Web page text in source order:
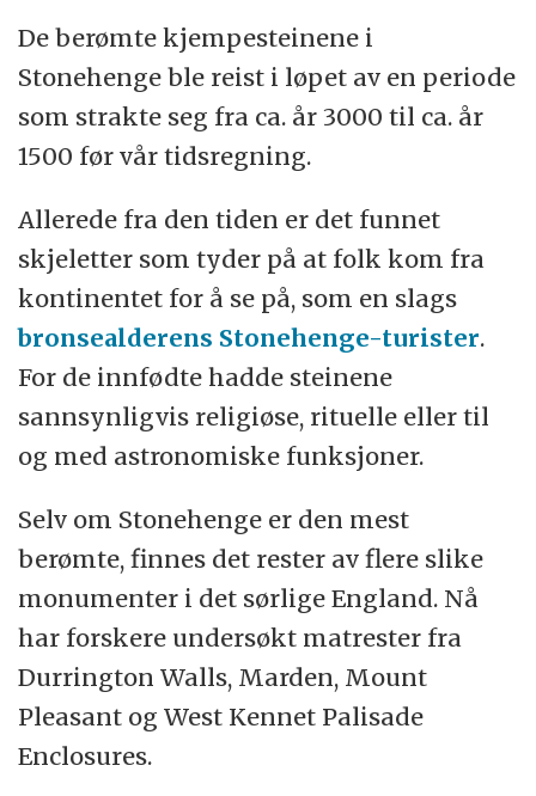
De berømte kjempesteinene i
Stonehenge ble reist i løpet av en periode
som strakte seg fra ca. år 3000 til ca. år
1500 før vår tidsregning.
Allerede fra den tiden er det funnet
skjeletter som tyder på at folk kom fra
kontinentet for å se på, som en slags
bronsealderens Stonehenge-turister.
For de innfødte hadde steinene
sannsynligvis religiøse, rituelle eller til
og med astronomiske funksjoner.
Selv om Stonehenge er den mest
berømte, finnes det rester av flere slike
monumenter i det sørlige England. Nå
har forskere undersøkt matrester fra
Durrington Walls, Marden, Mount
Pleasant og West Kennet Palisade
Enclosures.